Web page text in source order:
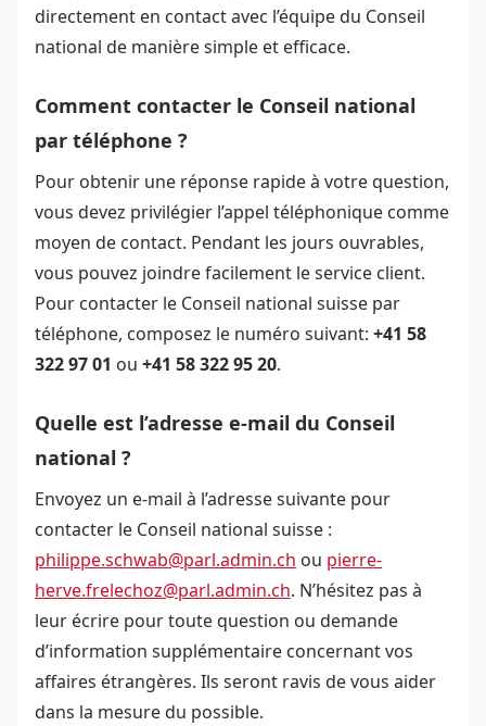
directement en contact avec l’équipe du Conseil
national de manière simple et efficace.
Comment contacter le Conseil national
par téléphone ?
Pour obtenir une réponse rapide à votre question,
vous devez privilégier l’appel téléphonique comme
moyen de contact. Pendant les jours ouvrables,
vous pouvez joindre facilement le service client.
Pour contacter le Conseil national suisse par
téléphone, composez le numéro suivant: +41 58
322 97 01 ou +41 58 322 95 20.
Quelle est l’adresse e-mail du Conseil
national ?
Envoyez un e-mail à l’adresse suivante pour
contacter le Conseil national suisse :
philippe.schwab@parl.admin.ch ou pierre-
herve.frelechoz@parl.admin.ch. N’hésitez pas à
leur écrire pour toute question ou demande
d’information supplémentaire concernant vos
affaires étrangères. Ils seront ravis de vous aider
dans la mesure du possible.